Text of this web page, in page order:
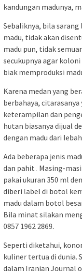
kandungan madunya,
Sebaliknya, bila
madu, tidak akan
madu pun, tidak
secukupnya agar
biak memproduksi
Karena medan yang
berbahaya,
keterampilan dan
hutan biasanya dijual
dengan madu dari
Ada beberapa jenis
dan pahit . Masing-
pakai ukuran 350 ml
diberi label di botol
madu dalam botol
Bila minat silakan
0857 1962 2869.
Seperti diketahui,
kuliner tertua di dunia.
dalam Iranian Journal